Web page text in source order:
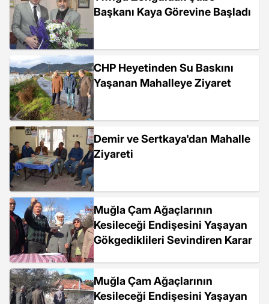
Başkanı Kaya Görevine Başladı
CHP Heyetinden Su Baskını
Yaşanan Mahalleye Ziyaret
Demir ve Sertkaya'dan Mahalle
Ziyareti
Muğla Çam Ağaçlarının
Kesileceği Endişesini Yaşayan
Gökgediklileri Sevindiren Karar
Muğla Çam Ağaçlarının
Kesileceği Endişesini Yaşayan